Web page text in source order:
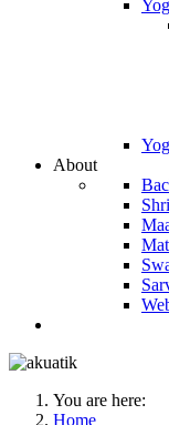
About
You are here:
Home